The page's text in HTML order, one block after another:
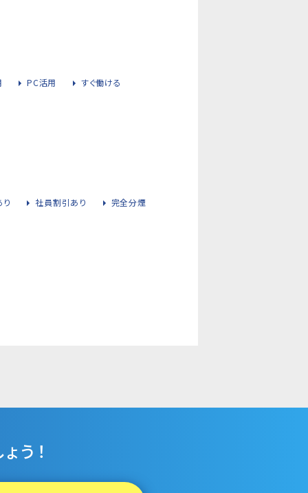
PC活用 すぐ働ける
り 社員割引あり 完全分煙
う！